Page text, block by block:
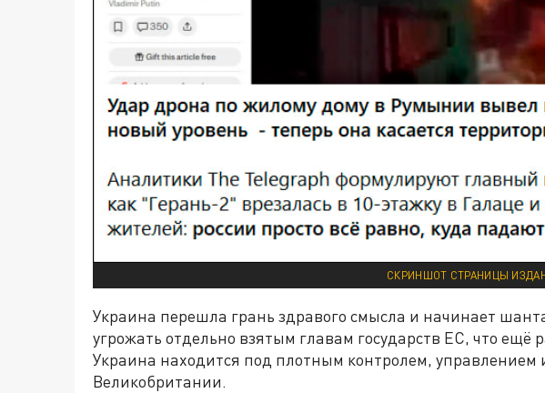
СКРИНШОТ СТРАНИЦЫ
Украина перешла грань здравого смысла и начинает
угрожать отдельно взятым главам государств ЕС, что ещё
Украина находится под плотным контролем, управлением
Великобритании.